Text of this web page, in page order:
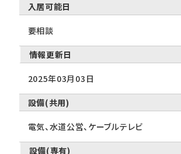
入居可能日
要相談
情報更新日
2025年03月03日
設備(共用)
電気、水道公営、ケーブルテレビ
設備(専有)